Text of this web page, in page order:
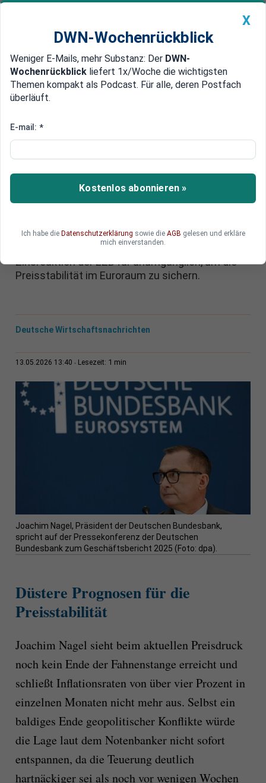
Newsticker MEIN DWN: Geldanlage Premium
Edelmetalle DWN-Magazin China
Inflationsgefahr: Bundesbank-
Zinserhöhung in Aussicht
Bundesbankchef Joachim Nagel warnt
eindringlich vor einer anhaltenden
weiter steigende Preise vor. Angesichts der
hartnäckigen Inflation hält er eine baldige
Zinsreaktion der EZB für unumgänglich, um die
Preisstabilität im Euroraum zu sichern.
Deutsche Wirtschaftsnachrichten
13.05.2026 13:40 Lesezeit: 1 min
Joachim Nagel, Präsident der Deutschen Bundesbank,
spricht auf der Pressekonferenz der Deutschen
Bundesbank zum Geschäftsbericht 2025 (Foto: dpa).
Düstere Prognosen für die
Preisstabilität
Joachim Nagel sieht beim aktuellen Preisdruck
noch kein Ende der Fahnenstange erreicht und
schließt Inflationsraten von über vier Prozent in
einzelnen Monaten nicht mehr aus. Selbst ein
baldiges Ende geopolitischer Konflikte würde
die Lage laut dem Notenbanker nicht sofort
entspannen, da die Teuerung deutlich
hartnäckiger sei als noch vor wenigen Wochen
X
DWN-Wochenrückblick
Weniger E-Mails, mehr Substanz: Der DWN-
Wochenrückblick liefert 1x/Woche die wichtigsten
Themen kompakt als Podcast. Für alle, deren Postfach
überläuft.
E-mail: *
Kostenlos abonnieren »
Ich habe die Datenschutzerklärung sowie die AGB gelesen und erkläre
mich einverstanden.